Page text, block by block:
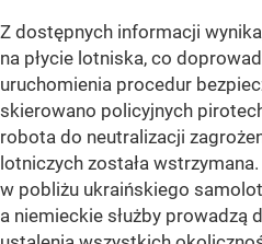
Z dostępnych informacji
na płycie lotniska, co
uruchomienia procedur
skierowano policyjnych
robota do neutralizacji
lotniczych została
w pobliżu ukraińskiego
a niemieckie służby prowadzą